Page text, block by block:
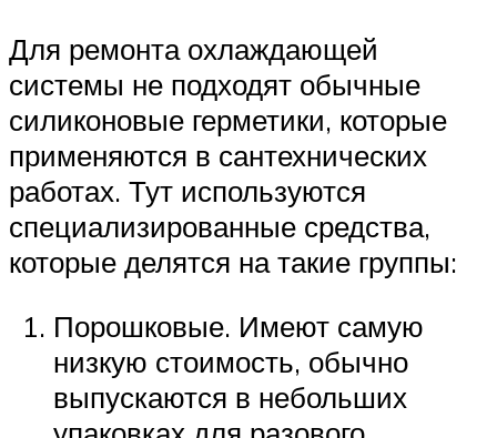
Для ремонта охлаждающей
системы не подходят обычные
силиконовые герметики, которые
применяются в сантехнических
работах. Тут используются
специализированные средства,
которые делятся на такие группы:
Порошковые. Имеют самую
низкую стоимость, обычно
выпускаются в небольших